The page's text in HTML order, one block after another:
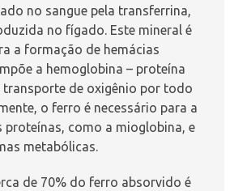
no sangue pela transferrina,
no fígado. Este mineral é
a formação de hemácias
a hemoglobina – proteína
transporte de oxigênio por todo
o ferro é necessário para a
proteínas, como a mioglobina, e
metabólicas.
de 70% do ferro absorvido é